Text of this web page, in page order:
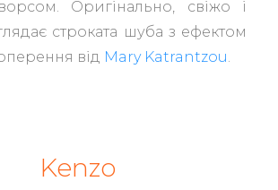
Оригінально, свіжо і
строката шуба з ефектом
від Mary Katrantzou.
Kenzo